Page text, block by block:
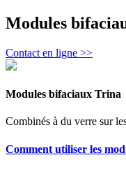
Modules
Contact en ligne >>
Modules bifaciaux Trina
Combinés à du verre sur
Comment utiliser les